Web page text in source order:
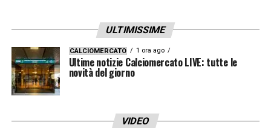
Informativa Lottomatica e Goldbet: fino a
ULTIMISSIME
CALCIOMERCATO 1 ora ago
Ultime notizie Calciomercato LIVE: tutte le
novità del giorno
VIDEO